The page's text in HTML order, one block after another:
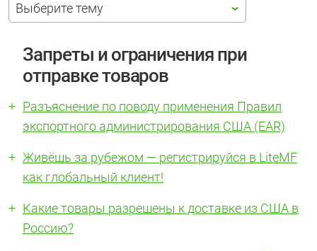
Выберите тему
Запреты и ограничения при
отправке товаров
Разъяснение по поводу применения Правил
экспортного администрирования США (EAR)
Живёшь за рубежом — регистрируйся в LiteMF
как глобальный клиент!
Какие товары разрешены к доставке из США в
Россию?